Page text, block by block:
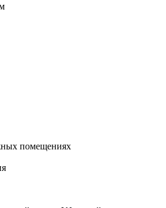
помещениях